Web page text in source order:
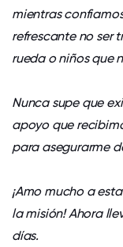
mientras
refrescante no ser
rueda o niños que
Nunca supe que
apoyo que
para asegurarme
¡Amo mucho a
la misión! Ahora
días.